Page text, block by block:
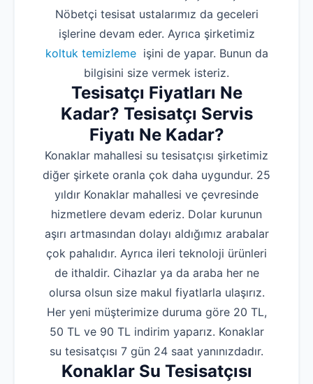
Nöbetçi tesisat ustalarımız da geceleri
işlerine devam eder. Ayrıca şirketimiz
koltuk temizlemeişini de yapar. Bunun da
bilgisini size vermek isteriz.
Tesisatçı Fiyatları Ne
Kadar? Tesisatçı Servis
Fiyatı Ne Kadar?
Konaklar mahallesi su tesisatçısı şirketimiz
diğer şirkete oranla çok daha uygundur. 25
yıldır Konaklar mahallesi ve çevresinde
hizmetlere devam ederiz. Dolar kurunun
aşırı artmasından dolayı aldığımız arabalar
çok pahalıdır. Ayrıca ileri teknoloji ürünleri
de ithaldir. Cihazlar ya da araba her ne
olursa olsun size makul fiyatlarla ulaşırız.
Her yeni müşterimize duruma göre 20 TL,
50 TL ve 90 TL indirim yaparız. Konaklar
su tesisatçısı 7 gün 24 saat yanınızdadır.
Konaklar Su Tesisatçısı